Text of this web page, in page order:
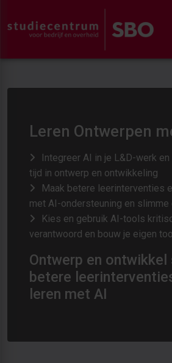
Leren Ontwerpen
Integreer AI in je L&D-werk
tijd in ontwerp en ontwikkeling
Maak betere leerinterventies
met AI-ondersteuning en slimme
Kies en gebruik AI-tools
verantwoord en bouw je eigen
Ontwerp en ontwikkel
betere
leren met AI